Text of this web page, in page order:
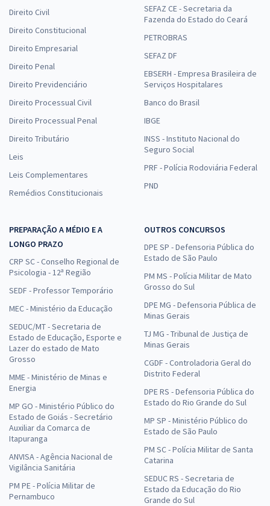
Direito Civil
Direito Constitucional
Direito Empresarial
Direito Penal
Direito Previdenciário
Direito Processual Civil
Direito Processual Penal
Direito Tributário
Leis
Leis Complementares
Remédios Constitucionais
SEFAZ CE - Secretaria da
Fazenda do Estado do Ceará
PETROBRAS
SEFAZ DF
EBSERH - Empresa Brasileira de
Serviços Hospitalares
Banco do Brasil
IBGE
INSS - Instituto Nacional do
Seguro Social
PRF - Polícia Rodoviária Federal
PND
PREPARAÇÃO A MÉDIO E A
LONGO PRAZO
CRP SC - Conselho Regional de
Psicologia - 12ª Região
SEDF - Professor Temporário
MEC - Ministério da Educação
SEDUC/MT - Secretaria de
Estado de Educação, Esporte e
Lazer do estado de Mato
Grosso
MME - Ministério de Minas e
Energia
MP GO - Ministério Público do
Estado de Goiás - Secretário
Auxiliar da Comarca de
Itapuranga
ANVISA - Agência Nacional de
Vigilância Sanitária
PM PE - Polícia Militar de
Pernambuco
OUTROS CONCURSOS
DPE SP - Defensoria Pública do
Estado de São Paulo
PM MS - Polícia Militar de Mato
Grosso do Sul
DPE MG - Defensoria Pública de
Minas Gerais
TJ MG - Tribunal de Justiça de
Minas Gerais
CGDF - Controladoria Geral do
Distrito Federal
DPE RS - Defensoria Pública do
Estado do Rio Grande do Sul
MP SP - Ministério Público do
Estado de São Paulo
PM SC - Polícia Militar de Santa
Catarina
SEDUC RS - Secretaria de
Estado da Educação do Rio
Grande do Sul